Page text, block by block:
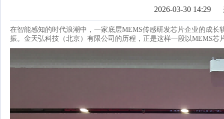
2026-03-30 14:29
在智能感知的时代浪潮中，一家底层MEMS传感研发芯片企业的成
振。金天弘科技（北京）有限公司的历程，正是这样一段以MEMS